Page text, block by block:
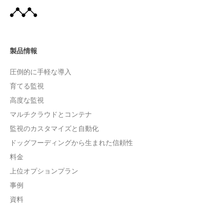
製品情報
圧倒的に手軽な導入
育てる監視
高度な監視
マルチクラウドとコンテナ
監視のカスタマイズと自動化
ドッグフーディングから生まれた信頼性
料金
上位オプションプラン
事例
資料